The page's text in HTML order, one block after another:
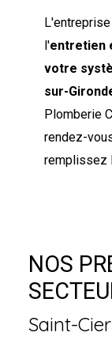
l'entretien
votre
sur-
Plomberie
rendez-
remplissez
NOS
Saint-